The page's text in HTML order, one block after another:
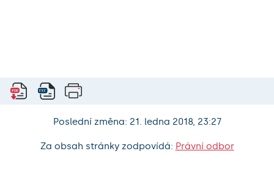
Poslední změna: 21. ledna 2018, 23:27
Za obsah stránky zodpovídá: Právní odbor